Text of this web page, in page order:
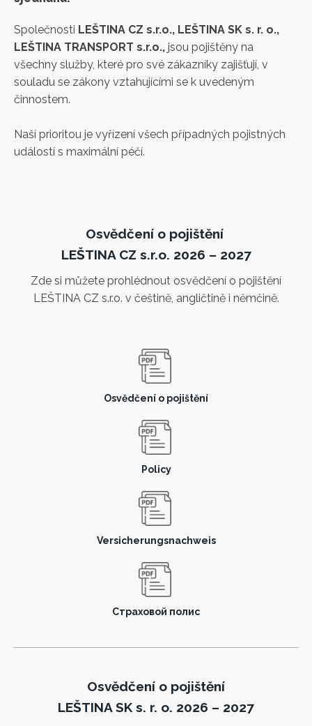
Společnosti LEŠTINA CZ s.r.o., LEŠTINA SK s. r. o.,
LEŠTINA TRANSPORT s.r.o., jsou pojištěny na
všechny služby, které pro své zákazníky zajišťují, v
souladu se zákony vztahujícími se k uvedeným
činnostem.
Naší prioritou je vyřízení všech případných pojistných
událostí s maximální péčí.
Osvědčení o pojištění
LEŠTINA CZ s.r.o. 2026 – 2027
Zde si můžete prohlédnout osvědčení o pojištění
LEŠTINA CZ s.r.o. v češtině, angličtině i němčině.
Osvědčení o pojištění
Policy
Versicherungsnachweis
Страховой полис
Osvědčení o pojištění
LEŠTINA SK s. r. o. 2026 – 2027